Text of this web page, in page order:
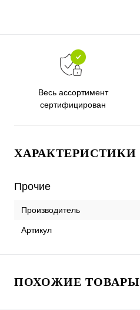
Весь ассортимент
сертифицирован
ХАРАКТЕРИСТИКИ
Прочие
Производитель
Артикул
ПОХОЖИЕ ТОВАРЫ